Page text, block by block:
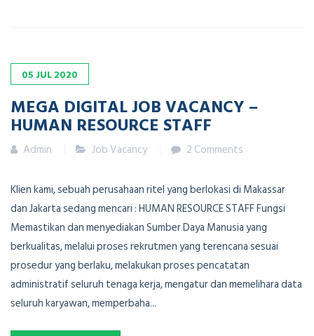
05 JUL2020
MEGA DIGITAL JOB VACANCY –
HUMAN RESOURCE STAFF
Admin Job Vacancy 2 Comments
Klien kami, sebuah perusahaan ritel yang berlokasi di Makassar
dan Jakarta sedang mencari : HUMAN RESOURCE STAFF Fungsi
Memastikan dan menyediakan Sumber Daya Manusia yang
berkualitas, melalui proses rekrutmen yang terencana sesuai
prosedur yang berlaku, melakukan proses pencatatan
administratif seluruh tenaga kerja, mengatur dan memelihara data
seluruh karyawan, memperbaha...